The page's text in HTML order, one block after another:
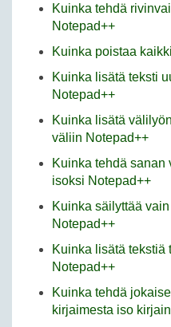
Kuinka tehdä
Notepad++
Kuinka poistaa
Kuinka lisätä teksti
Notepad++
Kuinka lisätä
väliin Notepad++
Kuinka tehdä
isoksi Notepad++
Kuinka säilyttää
Notepad++
Kuinka lisätä tekstiä
Notepad++
Kuinka tehdä
kirjaimesta iso